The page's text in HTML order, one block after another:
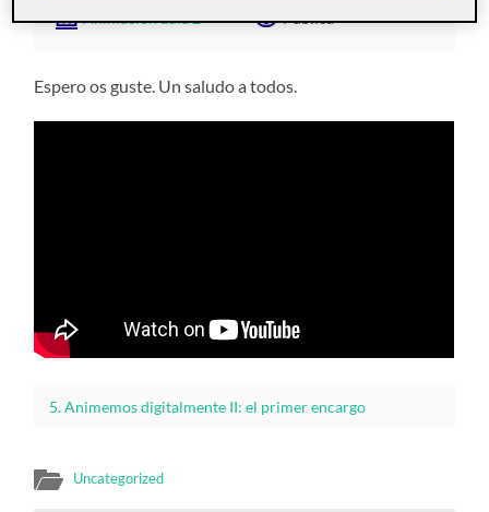
Animación aula 2 Pública
Espero os guste. Un saludo a todos.
5. Animemos digitalmente II: el primer encargo
Uncategorized